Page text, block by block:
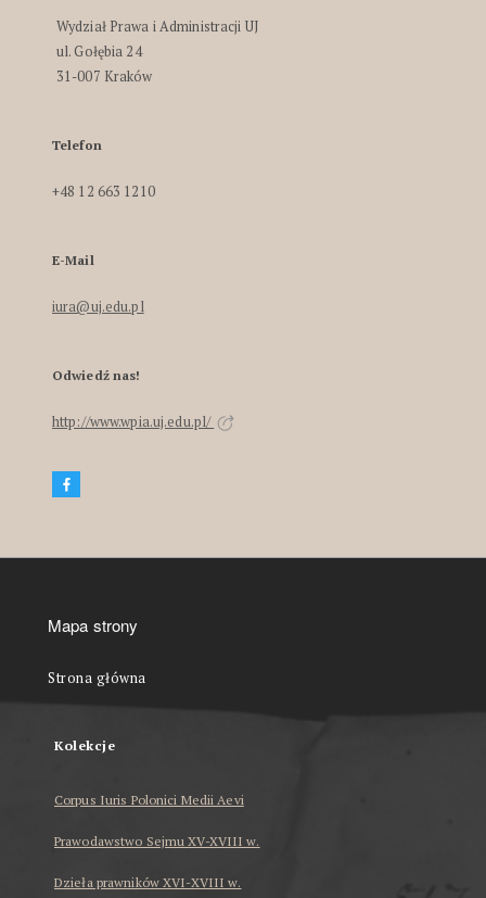
Wydział Prawa i Administracji UJ
ul. Gołębia 24
31-007 Kraków
Telefon
+48 12 663 1210
E-Mail
iura@uj.edu.pl
Odwiedź nas!
http://www.wpia.uj.edu.pl/
Mapa strony
Strona główna
Kolekcje
Corpus Iuris Polonici Medii Aevi
Prawodawstwo Sejmu XV-XVIII w.
Dzieła prawników XVI-XVIII w.